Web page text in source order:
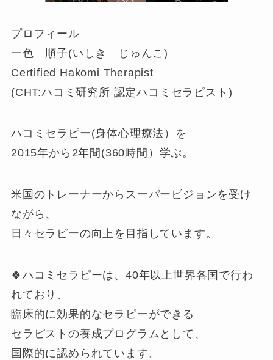
プロフィール
一色 順子(いしき じゅんこ)
Certified Hakomi Therapist
(CHT:ハコミ研究所 認定ハコミセラピスト)
ハコミセラピー(身体心理療法）を
2015年から2年間(360時間）学ぶ。
米国のトレーナーからスーパービジョンを受け
ながら、
日々セラピーの向上を目指しています。
🍀ハコミセラピーは、40年以上世界各国で行わ
れており、
臨床的に効果的なセラピーができる
セラピストの養成プログラムとして、
国際的に認められています。